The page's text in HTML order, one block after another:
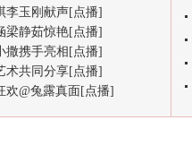
李玉刚献声[点播]
梁静茹惊艳[点播]
撒携手亮相[点播]
术共同分享[点播]
欢@兔露真面[点播]